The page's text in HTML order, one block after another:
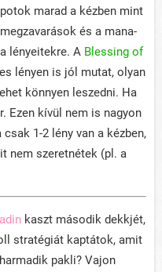
marad a kézben mint
és a mana-
lényeitekre. A Blessing of
lényen is jól mutat, olyan
könnyen leszedni. Ha
Ezen kívül nem is nagyon
1-2 lény van a kézben,
nem szeretnétek (pl. a
kaszt második dekkjét,
stratégiát kaptátok, amit
pakli? Vajon